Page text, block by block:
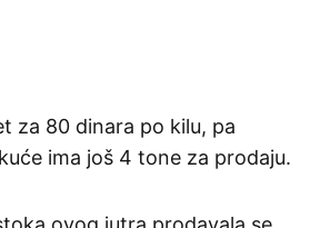
za 80 dinara po kilu, pa
ima još 4 tone za prodaju.